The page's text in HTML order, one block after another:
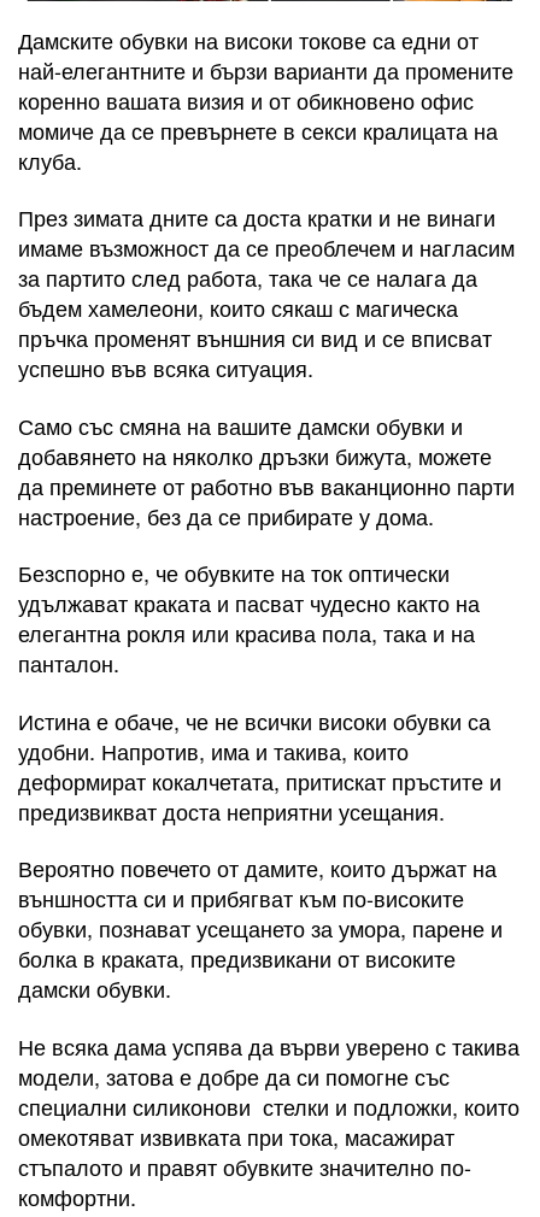
Дамските обувки на високи токове са едни от
най-елегантните и бързи варианти да промените
коренно вашата визия и от обикновено офис
момиче да се превърнете в секси кралицата на
клуба.
През зимата дните са доста кратки и не винаги
имаме възможност да се преоблечем и нагласим
за партито след работа, така че се налага да
бъдем хамелеони, които сякаш с магическа
пръчка променят външния си вид и се вписват
успешно във всяка ситуация.
Само със смяна на вашите дамски обувки и
добавянето на няколко дръзки бижута, можете
да преминете от работно във ваканционно парти
настроение, без да се прибирате у дома.
Безспорно е, че обувките на ток оптически
удължават краката и пасват чудесно както на
елегантна рокля или красива пола, така и на
панталон.
Истина е обаче, че не всички високи обувки са
удобни. Напротив, има и такива, които
деформират кокалчетата, притискат пръстите и
предизвикват доста неприятни усещания.
Вероятно повечето от дамите, които държат на
външността си и прибягват към по-високите
обувки, познават усещането за умора, парене и
болка в краката, предизвикани от високите
дамски обувки.
Не всяка дама успява да върви уверено с такива
модели, затова е добре да си помогне със
специални силиконови стелки и подложки, които
омекотяват извивката при тока, масажират
стъпалото и правят обувките значително по-
комфортни.